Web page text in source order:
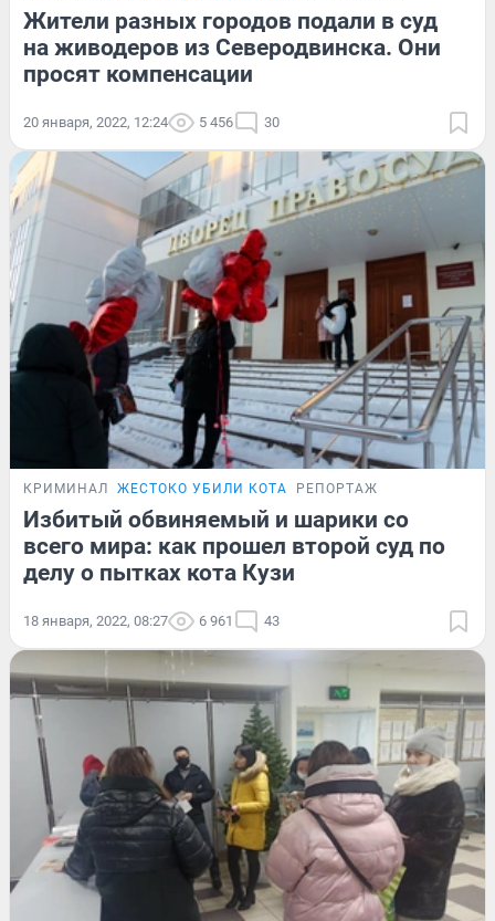
Жители разных городов подали в суд
на живодеров из Северодвинска. Они
просят компенсации
20 января, 2022, 12:24 5 456 30
КРИМИНАЛ ЖЕСТОКО УБИЛИ КОТА РЕПОРТАЖ
Избитый обвиняемый и шарики со
всего мира: как прошел второй суд по
делу о пытках кота Кузи
18 января, 2022, 08:27 6 961 43